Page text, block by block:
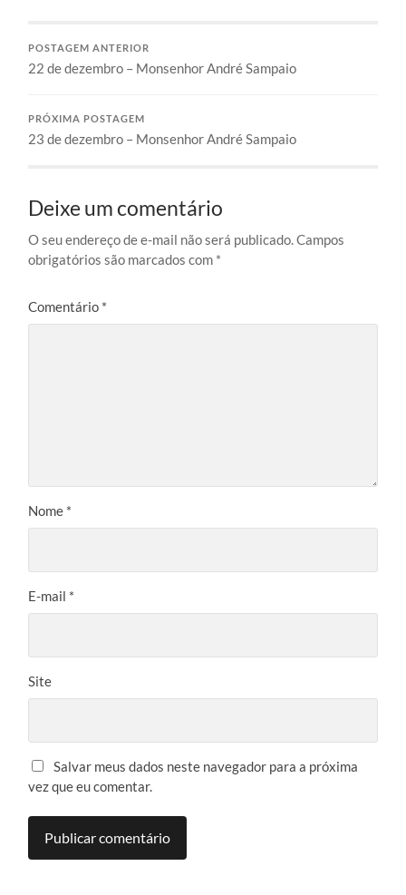
POSTAGEM ANTERIOR
22 de dezembro – Monsenhor André Sampaio
PRÓXIMA POSTAGEM
23 de dezembro – Monsenhor André Sampaio
Deixe um comentário
O seu endereço de e-mail não será publicado.Campos
obrigatórios são marcados com *
Comentário *
Nome *
E-mail *
Site
Salvar meus dados neste navegador para a próxima
vez que eu comentar.